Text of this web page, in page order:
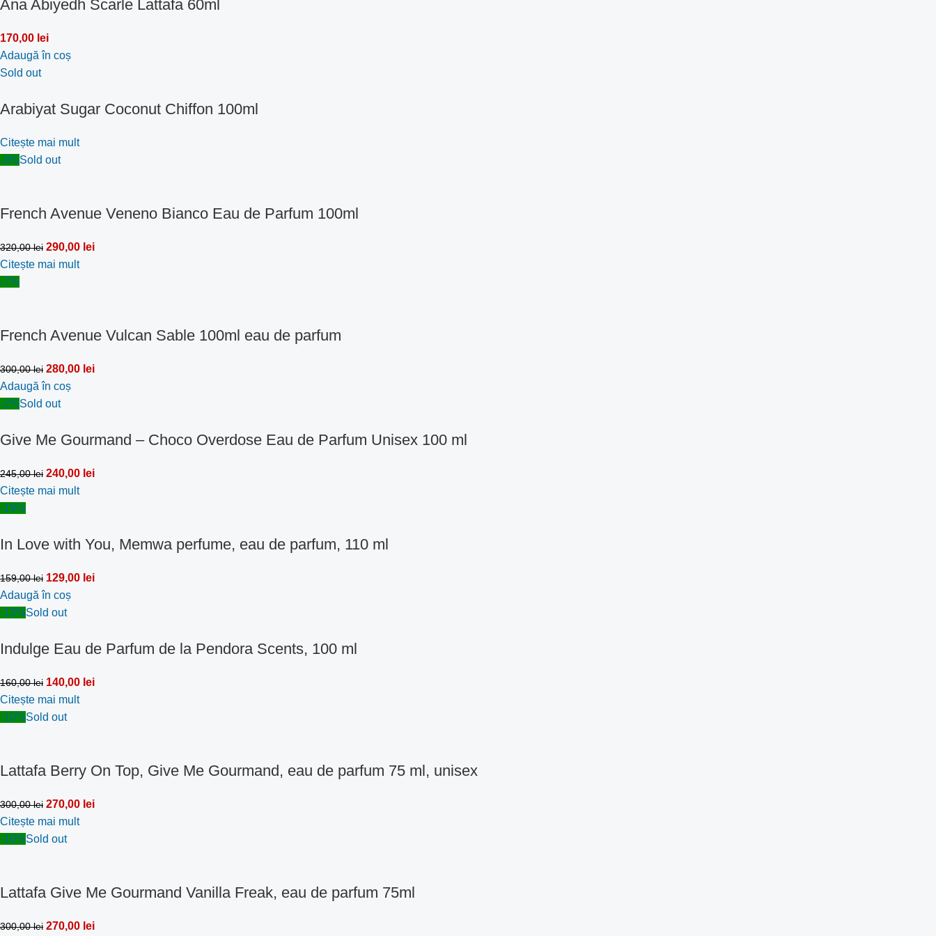
Ana Abiyedh Scarle Lattafa 60ml
170,00 lei
Adaugă în coș
Sold out
Arabiyat Sugar Coconut Chiffon 100ml
Citește mai mult
-9%Sold out
French Avenue Veneno Bianco Eau de Parfum 100ml
320,00lei 290,00 lei
Citește mai mult
-7%
French Avenue Vulcan Sable 100ml eau de parfum
300,00lei 280,00 lei
Adaugă în coș
-2%Sold out
Give Me Gourmand – Choco Overdose Eau de Parfum Unisex 100 ml
245,00lei 240,00 lei
Citește mai mult
-19%
In Love with You, Memwa perfume, eau de parfum, 110 ml
159,00lei 129,00 lei
Adaugă în coș
-13%Sold out
Indulge Eau de Parfum de la Pendora Scents, 100 ml
160,00lei 140,00 lei
Citește mai mult
-10%Sold out
Lattafa Berry On Top, Give Me Gourmand, eau de parfum 75 ml, unisex
300,00lei 270,00 lei
Citește mai mult
-10%Sold out
Lattafa Give Me Gourmand Vanilla Freak, eau de parfum 75ml
300,00lei 270,00 lei